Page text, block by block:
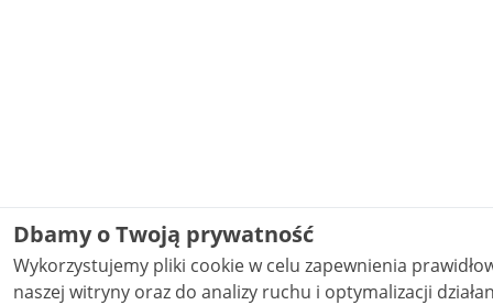
Dbamy o Twoją prywatność
Wykorzystujemy pliki cookie w celu zapewnienia
naszej witryny oraz do analizy ruchu i optymalizacji działania